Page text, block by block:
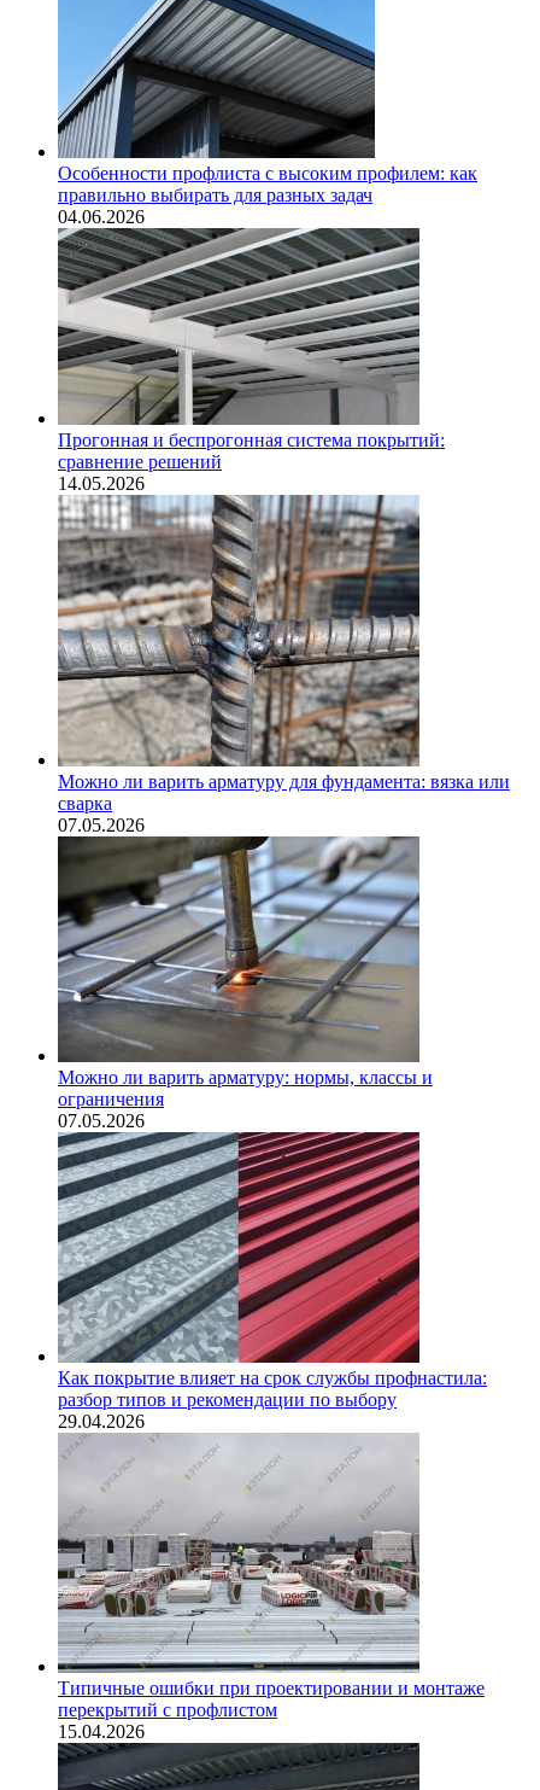
Особенности профлиста с высоким профилем: как
правильно выбирать для разных задач
04.06.2026
Прогонная и беспрогонная система покрытий:
сравнение решений
14.05.2026
Можно ли варить арматуру для фундамента: вязка или
сварка
07.05.2026
Можно ли варить арматуру: нормы, классы и
ограничения
07.05.2026
Как покрытие влияет на срок службы профнастила:
разбор типов и рекомендации по выбору
29.04.2026
Типичные ошибки при проектировании и монтаже
перекрытий с профлистом
15.04.2026